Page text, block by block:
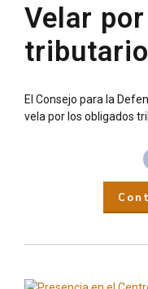
Velar
El Consejo para la
vela por los obligados